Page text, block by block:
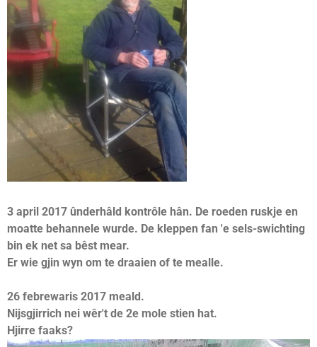
3 april 2017 ûnderhâld kontrôle hân. De roeden ruskje en
moatte behannele wurde. De kleppen fan 'e sels-swichting
bin ek net sa bêst mear.
Er wie gjin wyn om te draaien of te mealle.
26 febrewaris 2017 meald.
Nijsgjirrich nei wêr't de 2e mole stien hat.
Hjirre faaks?